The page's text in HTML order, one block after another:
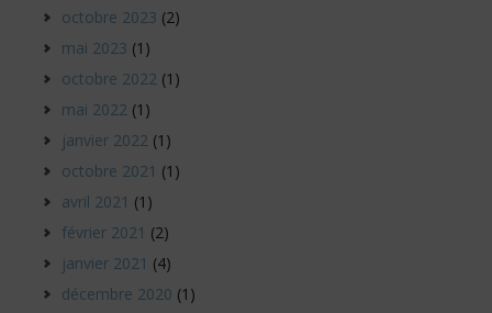
octobre 2023 (2)
mai 2023 (1)
octobre 2022 (1)
mai 2022 (1)
janvier 2022 (1)
octobre 2021 (1)
avril 2021 (1)
février 2021 (2)
janvier 2021 (4)
décembre 2020 (1)